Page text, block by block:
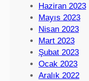
Haziran 2023
Mayıs 2023
Nisan 2023
Mart 2023
Şubat 2023
Ocak 2023
Aralık 2022